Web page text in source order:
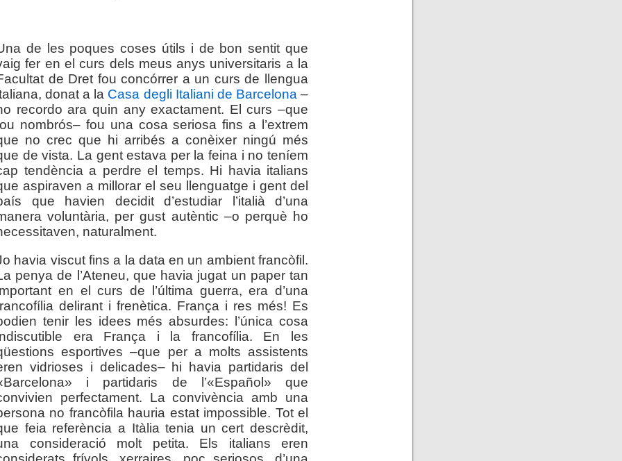
de les poques coses útils i de bon sentit que
fer en el curs dels meus anys universitaris a la
de Dret fou concórrer a un curs de llengua
donat a la Casa degli Italiani de Barcelona–
recordo ara quin any exactament. El curs –que
nombrós– fou una cosa seriosa fins a l’extrem
no crec que hi arribés a conèixer ningú més
de vista. La gent estava per la feina i no teníem
tendència a perdre el temps. Hi havia italians
aspiraven a millorar el seu llenguatge i gent del
que havien decidit d’estudiar l’italià d’una
voluntària, per gust autèntic –o perquè ho
naturalment.
havia viscut fins a la data en un ambient francòfil.
penya de l’Ateneu, que havia jugat un paper tan
en el curs de l’última guerra, era d’una
delirant i frenètica. França i res més! Es
tenir les idees més absurdes: l’única cosa
era França i la francofília. En les
esportives –que per a molts assistents
vidrioses i delicades– hi havia partidaris del
i partidaris de l’«Español» que
perfectament. La convivència amb una
no francòfila hauria estat impossible. Tot el
feia referència a Itàlia tenia un cert descrèdit,
consideració molt petita. Els italians eren